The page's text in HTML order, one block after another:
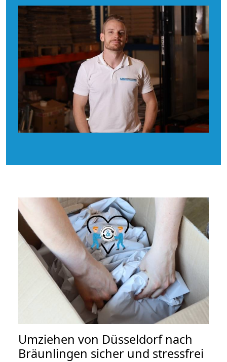
Umziehen von Düsseldorf nach
Bräunlingen sicher und stressfrei